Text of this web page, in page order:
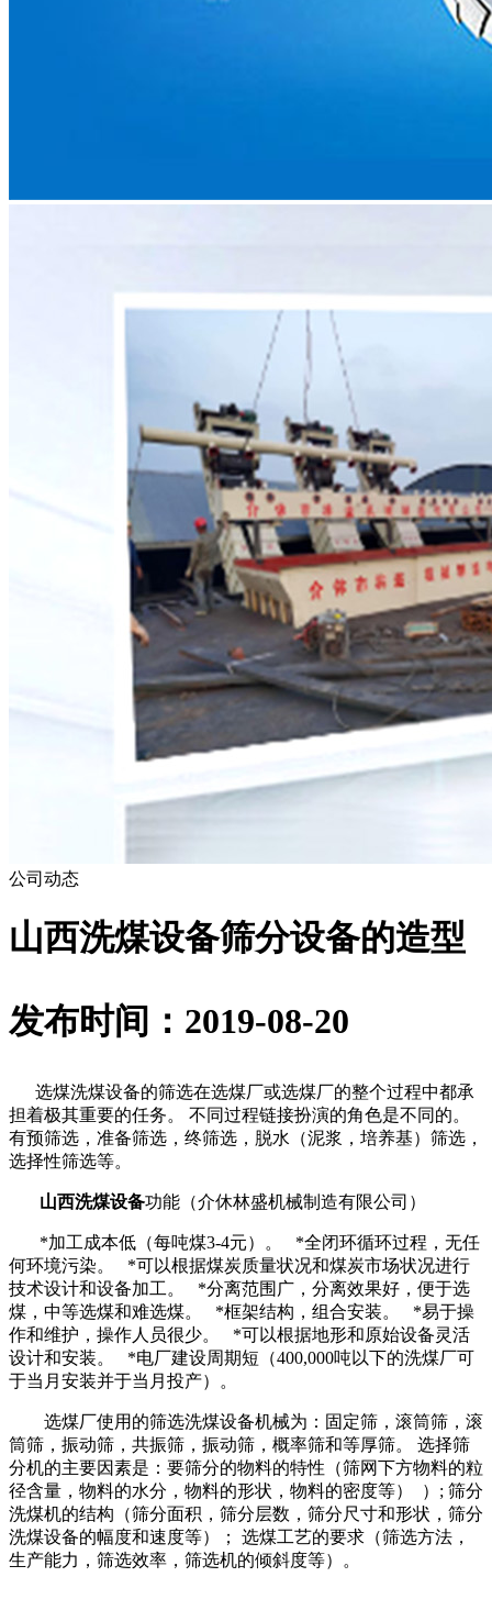
公司动态
山西洗煤设备​筛分设备的造型
发布时间：2019-08-20
选煤洗煤设备的筛选在选煤厂或选煤厂的整个过程中都承
担着极其重要的任务。 不同过程链接扮演的角色是不同的。
有预筛选，准备筛选，终筛选，脱水（泥浆，培养基）筛选，
选择性筛选等。
山西洗煤设备功能（介休林盛机械制造有限公司）
*加工成本低（每吨煤3-4元）。 *全闭环循环过程，无任
何环境污染。 *可以根据煤炭质量状况和煤炭市场状况进行
技术设计和设备加工。 *分离范围广，分离效果好，便于选
煤，中等选煤和难选煤。 *框架结构，组合安装。 *易于操
作和维护，操作人员很少。 *可以根据地形和原始设备灵活
设计和安装。 *电厂建设周期短（400,000吨以下的洗煤厂可
于当月安装并于当月投产）。
选煤厂使用的筛选洗煤设备机械为：固定筛，滚筒筛，滚
筒筛，振动筛，共振筛，振动筛，概率筛和等厚筛。 选择筛
分机的主要因素是：要筛分的物料的特性（筛网下方物料的粒
径含量，物料的水分，物料的形状，物料的密度等） ）; 筛分
洗煤机的结构（筛分面积，筛分层数，筛分尺寸和形状，筛分
洗煤设备的幅度和速度等）； 选煤工艺的要求（筛选方法，
生产能力，筛选效率，筛选机的倾斜度等）。